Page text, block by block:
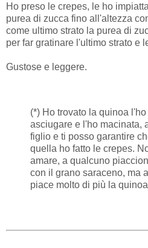
Ho preso le crepes, le ho
purea di zucca fino all'altezza
come ultimo strato la purea di
per far gratinare l'ultimo strato e
Gustose e leggere.
(*) Ho trovato la quinoa
asciugare e l'ho macinata,
figlio e ti posso garantire
quella ho fatto le crepes.
amare, a qualcuno
con il grano saraceno, ma
piace molto di più la